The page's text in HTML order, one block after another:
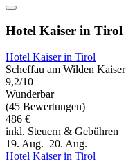
Hotel Kaiser in Tirol
Hotel Kaiser in Tirol
Scheffau am Wilden Kaiser
9,2/10
Wunderbar
(45 Bewertungen)
486 €
inkl. Steuern & Gebühren
19. Aug.–20. Aug.
Hotel Kaiser in Tirol